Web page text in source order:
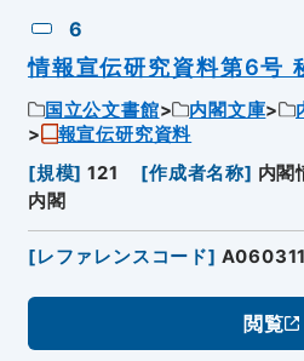
6
情報宣伝研究資料第6号
国立公文書館 内閣文庫
報宣伝研究資料
[規模] 121 [作成者名称] 内閣
内閣
[レファレンスコード]
閲覧